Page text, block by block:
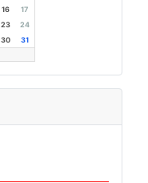
16
17
23
24
30 31